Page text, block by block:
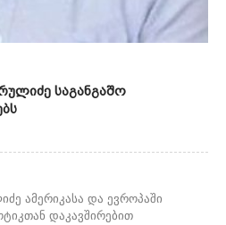
Საგანგაშო
ამერიკასა და ევროპაში
დაკავშირებით